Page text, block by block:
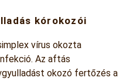
kórokozói
vírus okozta
Az aftás
okozó fertőzés a